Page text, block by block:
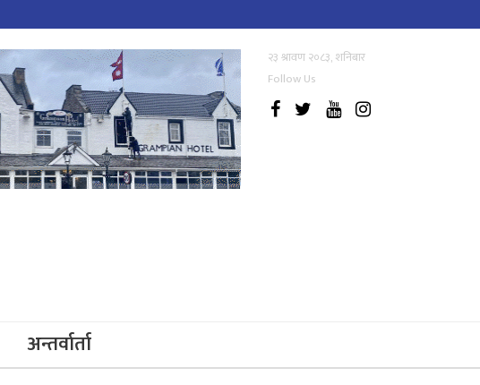
२३ श्रावण २०८३, शनिबार
Follow Us
अन्तर्वार्ता